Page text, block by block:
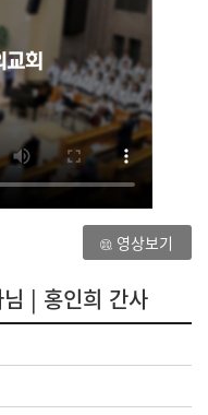
영상보기
| 홍인희 간사